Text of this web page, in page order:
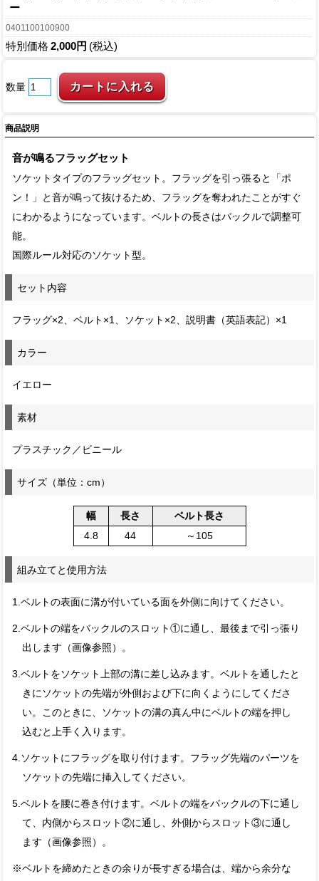
ー
0401100100900
特別価格 2,000円 (税込)
数量
商品説明
音が鳴るフラッグセット
ソケットタイプのフラッグセット。フラッグを引っ張ると「ポ
ン！」と音が鳴って抜けるため、フラッグを奪われたことがすぐ
にわかるようになっています。ベルトの長さはバックルで調整可
能。
国際ルール対応のソケット型。
セット内容
フラッグ×2、ベルト×1、ソケット×2、説明書（英語表記）×1
カラー
イエロー
素材
プラスチック／ビニール
サイズ（単位：cm）
幅 長さ
ベルト長さ
4.8
44 ～105
組み立てと使用方法
1.ベルトの表面に溝が付いている面を外側に向けてください。
2.ベルトの端をバックルのスロット①に通し、最後まで引っ張り
出します（画像参照）。
3.ベルトをソケット上部の溝に差し込みます。ベルトを通したと
きにソケットの先端が外側および下に向くようにしてくださ
い。このときに、ソケットの溝の真ん中にベルトの端を押し
込むと上手く入ります。
4.ソケットにフラッグを取り付けます。フラッグ先端のパーツを
ソケットの先端に挿入してください。
5.ベルトを腰に巻き付けます。ベルトの端をバックルの下に通し
て、内側からスロット②に通し、外側からスロット③に通し
ます（画像参照）。
※ベルトを締めたときの余りが長すぎる場合は、端から余分な